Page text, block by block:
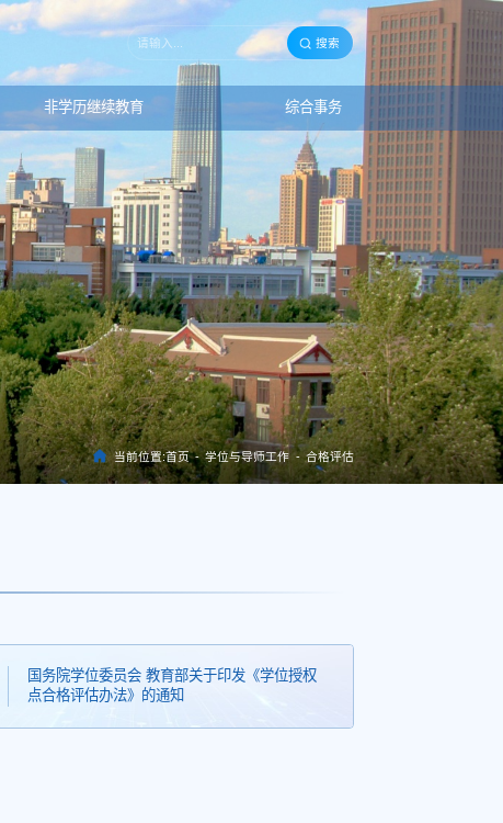
搜索
非学历继续教育 综合事务
当前位置:首页 - 学位与导师工作 - 合格评估
国务院学位委员​会 教育部关于印发《学位授权
点合格评估办法》的通知